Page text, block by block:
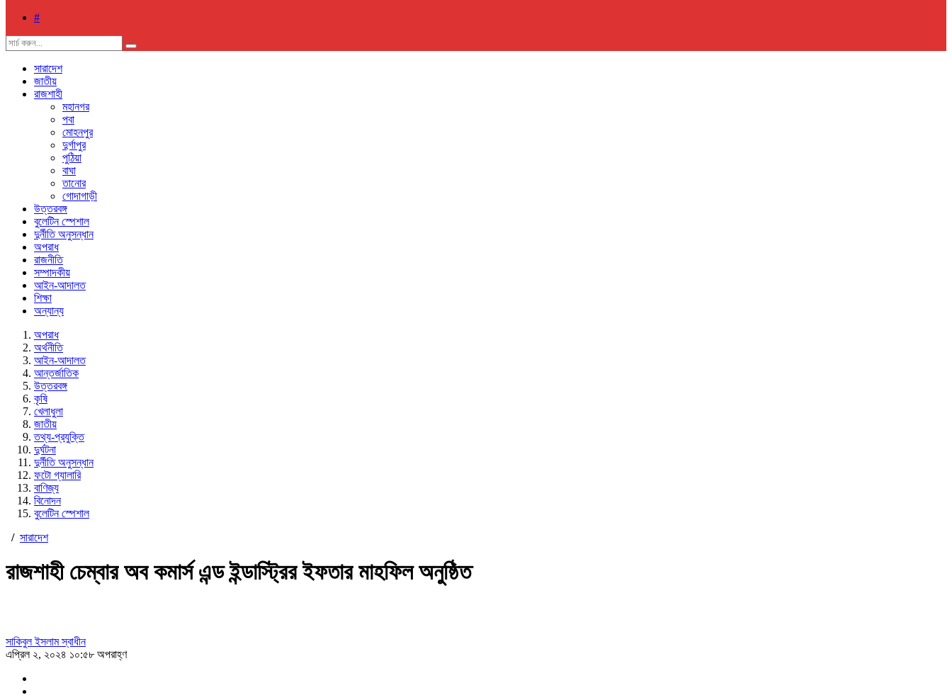
#
সারাদেশ
জাতীয়
রাজশাহী
মহানগর
পবা
মোহনপুর
দুর্গাপুর
পুঠিয়া
বাঘা
তানোর
গোদাগাড়ী
উত্তরবঙ্গ
বুলেটিন স্পেশাল
দুর্নীতি অনুসন্ধান
অপরাধ
রাজনীতি
সম্পাদকীয়
আইন-আদালত
শিক্ষা
অন্যান্য
অপরাধ
অর্থনীতি
আইন-আদালত
আন্তর্জাতিক
উত্তরবঙ্গ
কৃষি
খেলাধুলা
জাতীয়
তথ্য-প্রযুক্তি
দুর্ঘটনা
দুর্নীতি অনুসন্ধান
ফটো গ্যালারি
বাণিজ্য
বিনোদন
বুলেটিন স্পেশাল
/ সারাদেশ
রাজশাহী চেম্বার অব কমার্স এন্ড ইন্ডাস্ট্রির ইফতার মাহফিল অনুষ্ঠিত
সাকিবুল ইসলাম স্বাধীন
এপ্রিল ২, ২০২৪ ১০:৫৮ অপরাহ্ণ